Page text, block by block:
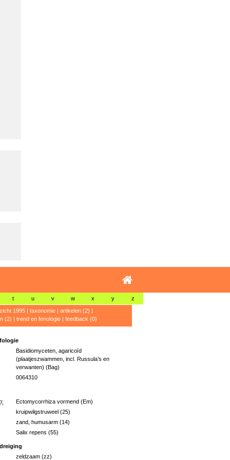
t u v w x y z
1995| taxonomie| artikelen (2) |
(2) | trend en fenologie| feedback (0)
Basidiomyceten, agaricoïd
(plaatjeszwammen, incl. Russula’s en
verwanten) (Bag)
0064310
Ectomycorrhiza vormend (Em)
kruipwilgstruweel (25)
zand, humusarm (14)
Salix repens (55)
zeldzaam (zz)